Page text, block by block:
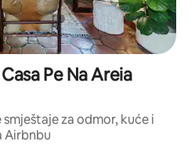
Pe Na Areia
za odmor, kuće i
Airbnbu